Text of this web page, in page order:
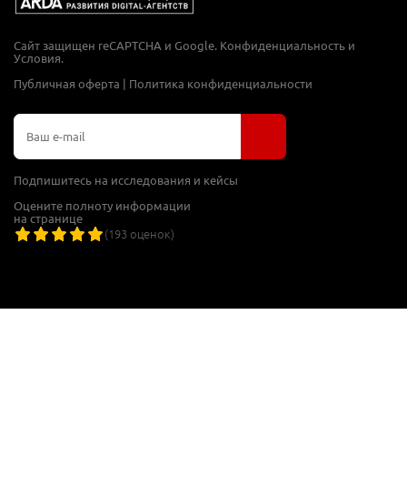
Сайт защищен reCAPTCHA и Google. Конфиденциальность и
Условия.
Публичная оферта
Политика конфиденциальности
Подпишитесь на исследования и кейсы
Оцените полноту информации
на странице
(193 оценок)